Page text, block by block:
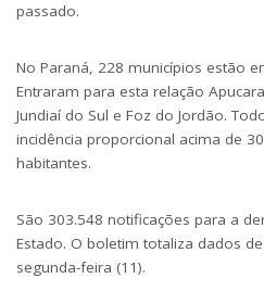
passado.
No Paraná, 228 municípios estão
Entraram para esta relação
Jundiaí do Sul e Foz do Jordão.
incidência proporcional acima de
habitantes.
São 303.548 notificações para a
Estado. O boletim totaliza dados
segunda-feira (11).